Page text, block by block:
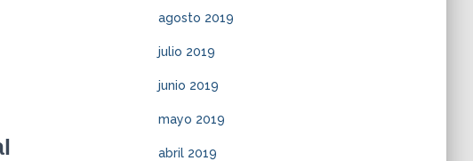
agosto 2019
julio 2019
junio 2019
mayo 2019
abril 2019